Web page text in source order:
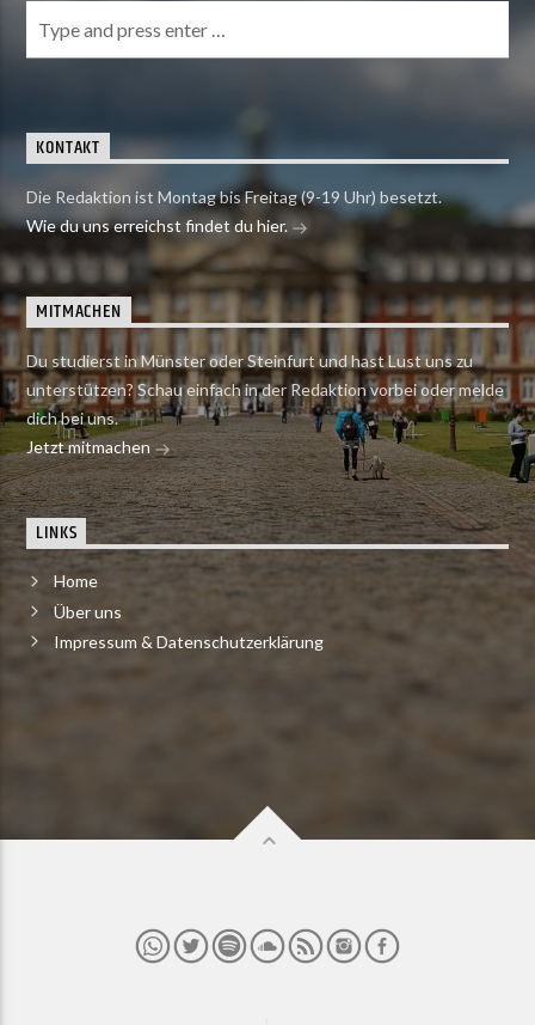
KONTAKT
Die Redaktion ist Montag bis Freitag (9-19 Uhr) besetzt.
Wie du uns erreichst findet du hier.
MITMACHEN
Du studierst in Münster oder Steinfurt und hast Lust uns zu
unterstützen? Schau einfach in der Redaktion vorbei oder melde
dich bei uns.
Jetzt mitmachen
LINKS
Home
Über uns
Impressum & Datenschutzerklärung